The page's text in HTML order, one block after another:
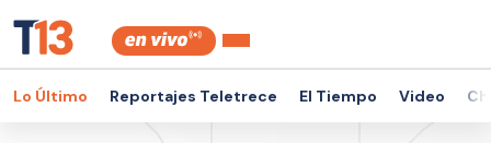
Lo Último Reportajes Teletrece El Tiempo Video